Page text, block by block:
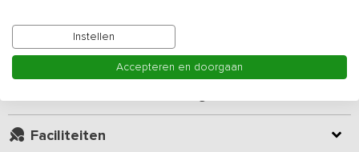
De accommodatie heeft een woonkamer met openhaard en bar,
eetkamer, keuken, grote hal en 2 toiletten. De keuken is voorzien
van een 6-pits fornuis met twee ovens, koelkast met vriezer,
professionele, vaatwasser, combi-magnetron, waterkoker, dubbel
Daarnaast beschik je over een relaxkamer met infrarood sauna.
Het terras met ligstoelen, picknickbank en loungeset bevindt zich
Kamer indeling
Faciliteiten
Instellen
Accepteren en doorgaan